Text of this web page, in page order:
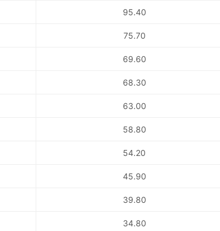
95.40
75.70
69.60
68.30
63.00
58.80
54.20
45.90
39.80
34.80